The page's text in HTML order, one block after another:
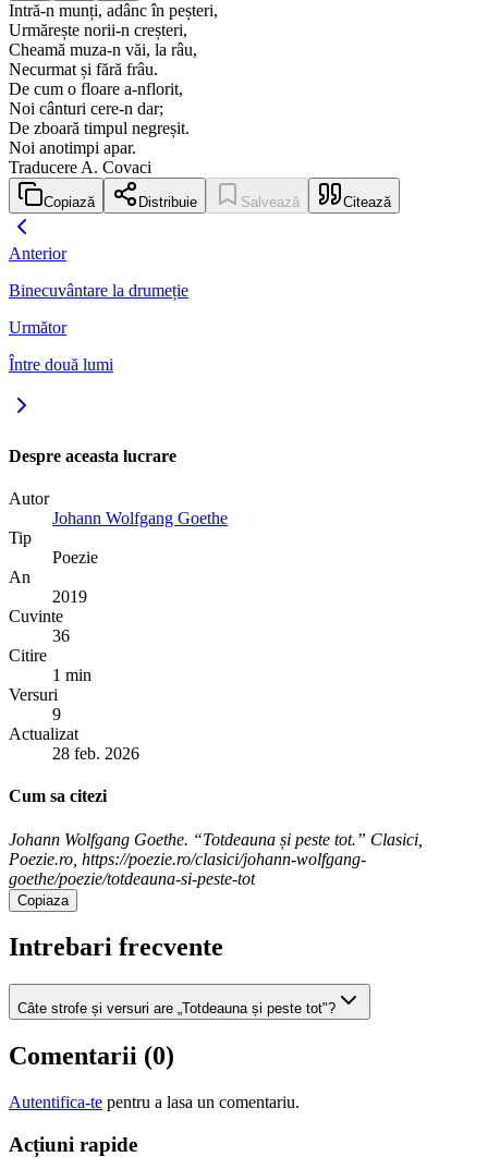
Intră-n munți, adânc în peșteri,
Urmărește norii-n creșteri,
Cheamă muza-n văi, la râu,
Necurmat și fără frâu.
De cum o floare a-nflorit,
Noi cânturi cere-n dar;
De zboară timpul negreșit.
Noi anotimpi apar.
Traducere A. Covaci
Copiază Distribuie Salvează Citează
Anterior
Binecuvântare la drumeție
Următor
Între două lumi
Despre aceasta lucrare
Autor
Johann Wolfgang Goethe
Tip
Poezie
An
2019
Cuvinte
36
Citire
1 min
Versuri
9
Actualizat
28 feb. 2026
Cum sa citezi
Johann Wolfgang Goethe. “Totdeauna și peste tot.” Clasici,
Poezie.ro, https://poezie.ro/clasici/johann-wolfgang-
goethe/poezie/totdeauna-si-peste-tot
Copiaza
Intrebari frecvente
Câte strofe și versuri are „Totdeauna și peste tot"?
Comentarii (0)
Autentifica-te pentru a lasa un comentariu.
Acțiuni rapide